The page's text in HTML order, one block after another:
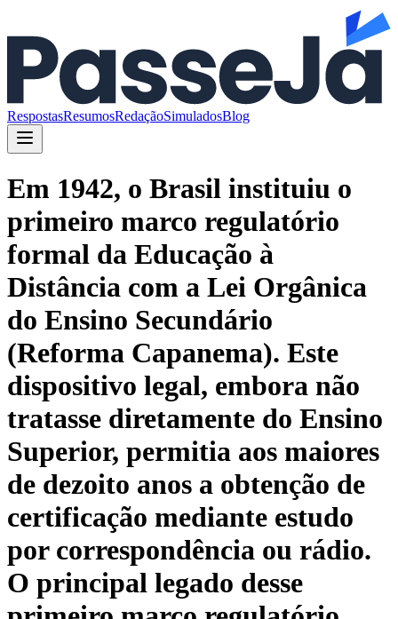
RespostasResumosRedaçãoSimuladosBlog
Em 1942, o Brasil instituiu o
primeiro marco regulatório
formal da Educação à
Distância com a Lei Orgânica
do Ensino Secundário
(Reforma Capanema). Este
dispositivo legal, embora não
tratasse diretamente do Ensino
Superior, permitia aos maiores
de dezoito anos a obtenção de
certificação mediante estudo
por correspondência ou rádio.
O principal legado desse